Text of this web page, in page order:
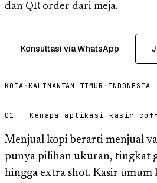
dan QR order dari meja.
Konsultasi via WhatsApp
KOTA ·KALIMANTAN TIMUR · INDONESIA
01 — Kenapa aplikasi kasir
Menjual kopi berarti menjual
punya pilihan ukuran, tingkat
hingga extra shot. Kasir umum